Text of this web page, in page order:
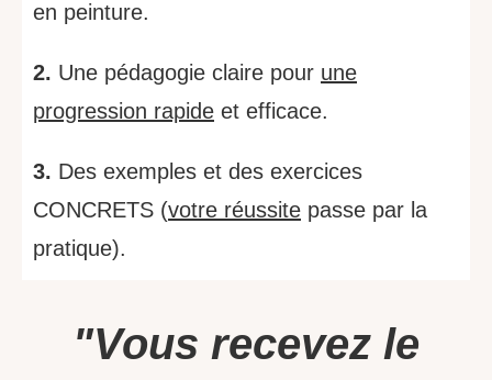
en peinture.
2. Une pédagogie claire pour une
progression rapide et efficace.
3. Des exemples et des exercices
CONCRETS (votre réussite passe par la
pratique).
"Vous recevez le